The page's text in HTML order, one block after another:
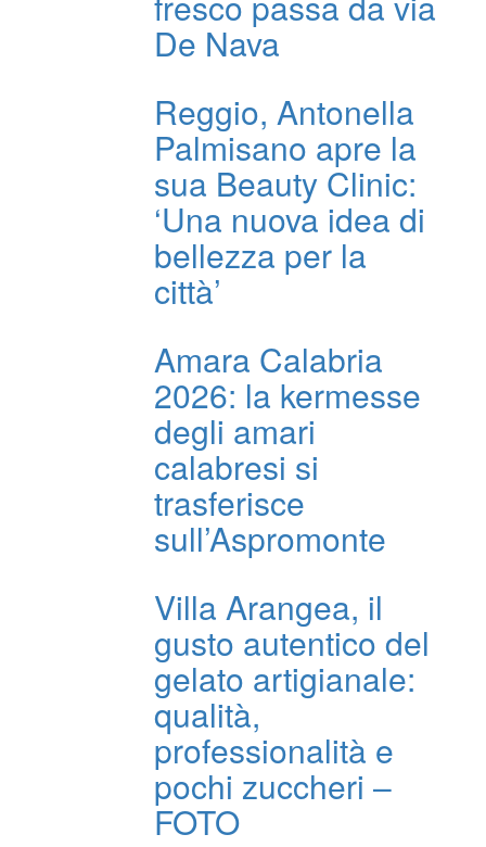
De Nava
Reggio, Antonella
Palmisano apre la
sua Beauty Clinic:
‘Una nuova idea di
bellezza per la
città’
Amara Calabria
2026: la kermesse
degli amari
calabresi si
trasferisce
sull’Aspromonte
Villa Arangea, il
gusto autentico del
gelato artigianale:
qualità,
professionalità e
pochi zuccheri –
FOTO